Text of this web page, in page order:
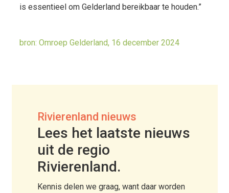
is essentieel om Gelderland bereikbaar te houden.”
bron: Omroep Gelderland, 16 december 2024
Rivierenland nieuws
Lees het laatste nieuws
uit de regio
Rivierenland.
Kennis delen we graag, want daar worden